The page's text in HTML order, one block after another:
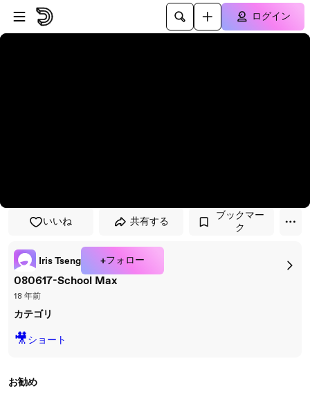
プレイヤーにスキップ
メインコンテンツにスキップ
ログイン
いいね 共有する
ブックマー
ク
Iris Tseng +フォロー
080617-School Max
18 年前
カテゴリ
🎥ショート
お勧め